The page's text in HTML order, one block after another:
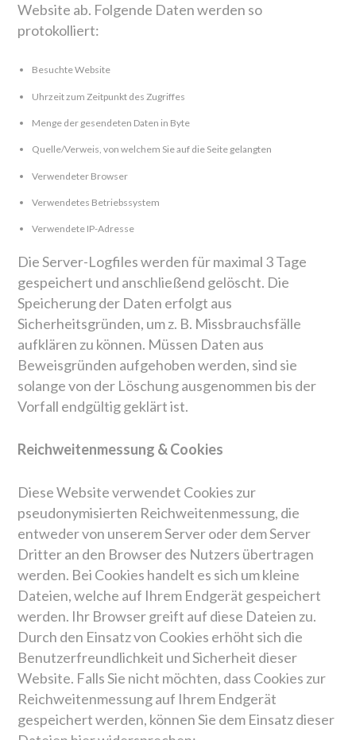
Website ab. Folgende Daten werden so
protokolliert:
Besuchte Website
Uhrzeit zum Zeitpunkt des Zugriffes
Menge der gesendeten Daten in Byte
Quelle/Verweis, von welchem Sie auf die Seite gelangten
Verwendeter Browser
Verwendetes Betriebssystem
Verwendete IP-Adresse
Die Server-Logfiles werden für maximal 3 Tage
gespeichert und anschließend gelöscht. Die
Speicherung der Daten erfolgt aus
Sicherheitsgründen, um z. B. Missbrauchsfälle
aufklären zu können. Müssen Daten aus
Beweisgründen aufgehoben werden, sind sie
solange von der Löschung ausgenommen bis der
Vorfall endgültig geklärt ist.
Reichweitenmessung & Cookies
Diese Website verwendet Cookies zur
pseudonymisierten Reichweitenmessung, die
entweder von unserem Server oder dem Server
Dritter an den Browser des Nutzers übertragen
werden. Bei Cookies handelt es sich um kleine
Dateien, welche auf Ihrem Endgerät gespeichert
werden. Ihr Browser greift auf diese Dateien zu.
Durch den Einsatz von Cookies erhöht sich die
Benutzerfreundlichkeit und Sicherheit dieser
Website. Falls Sie nicht möchten, dass Cookies zur
Reichweitenmessung auf Ihrem Endgerät
gespeichert werden, können Sie dem Einsatz dieser